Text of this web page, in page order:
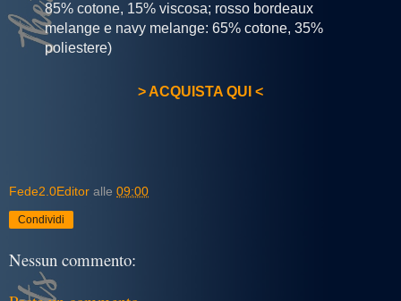
85% cotone, 15% viscosa; rosso bordeaux
melange e navy melange: 65% cotone, 35%
poliestere)
> ACQUISTA QUI <
Fede2.0Editor alle 09:00
Condividi
Nessun commento: